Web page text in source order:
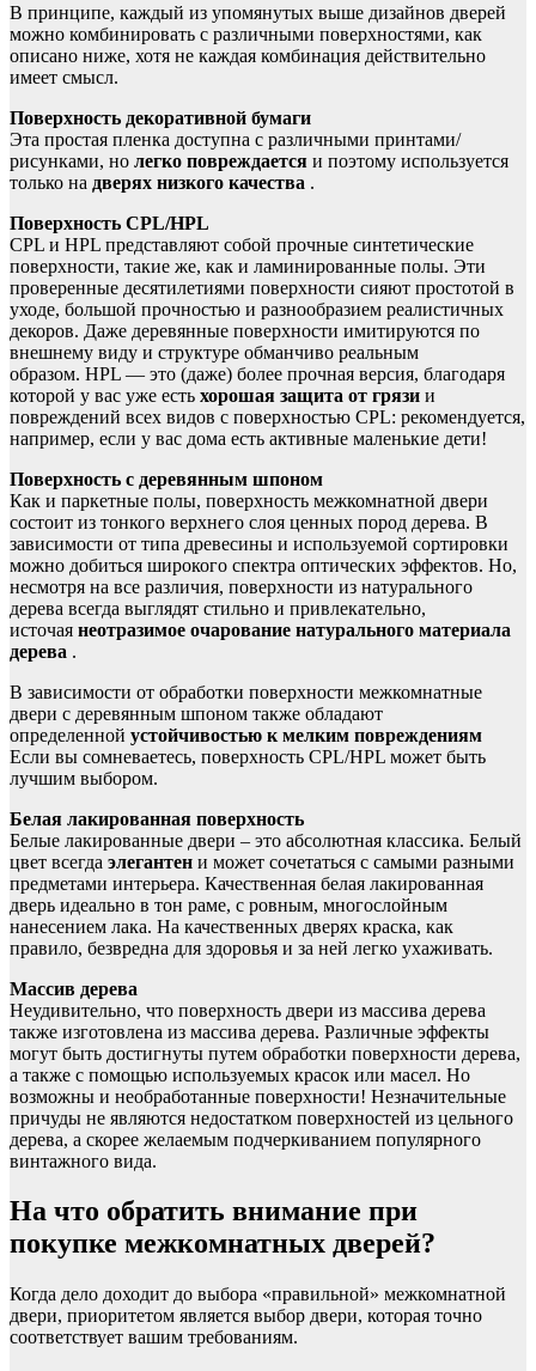
В принципе, каждый из упомянутых выше дизайнов дверей
можно комбинировать с различными поверхностями, как
описано ниже, хотя не каждая комбинация действительно
имеет смысл.
Поверхность декоративной бумаги
Эта простая пленка доступна с различными принтами/
рисунками, но легко повреждается и поэтому используется
только на дверях низкого качества .
Поверхность CPL/HPL
CPL и HPL представляют собой прочные синтетические
поверхности, такие же, как и ламинированные полы. Эти
проверенные десятилетиями поверхности сияют простотой в
уходе, большой прочностью и разнообразием реалистичных
декоров. Даже деревянные поверхности имитируются по
внешнему виду и структуре обманчиво реальным
образом. HPL — это (даже) более прочная версия, благодаря
которой у вас уже есть хорошая защита от грязи и
повреждений всех видов с поверхностью CPL: рекомендуется,
например, если у вас дома есть активные маленькие дети!
Поверхность с деревянным шпоном
Как и паркетные полы, поверхность межкомнатной двери
состоит из тонкого верхнего слоя ценных пород дерева. В
зависимости от типа древесины и используемой сортировки
можно добиться широкого спектра оптических эффектов. Но,
несмотря на все различия, поверхности из натурального
дерева всегда выглядят стильно и привлекательно,
источая неотразимое очарование натурального материала
дерева .
В зависимости от обработки поверхности межкомнатные
двери с деревянным шпоном также обладают
определенной устойчивостью к мелким повреждениям
Если вы сомневаетесь, поверхность CPL/HPL может быть
лучшим выбором.
Белая лакированная поверхность
Белые лакированные двери – это абсолютная классика. Белый
цвет всегда элегантен и может сочетаться с самыми разными
предметами интерьера. Качественная белая лакированная
дверь идеально в тон раме, с ровным, многослойным
нанесением лака. На качественных дверях краска, как
правило, безвредна для здоровья и за ней легко ухаживать.
Массив дерева
Неудивительно, что поверхность двери из массива дерева
также изготовлена ​​из массива дерева. Различные эффекты
могут быть достигнуты путем обработки поверхности дерева,
а также с помощью используемых красок или масел. Но
возможны и необработанные поверхности! Незначительные
причуды не являются недостатком поверхностей из цельного
дерева, а скорее желаемым подчеркиванием популярного
винтажного вида.
На что обратить внимание при
покупке межкомнатных дверей?
Когда дело доходит до выбора «правильной» межкомнатной
двери, приоритетом является выбор двери, которая точно
соответствует вашим требованиям.